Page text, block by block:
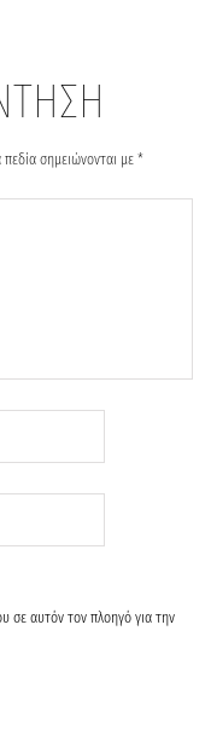
σημειώνονται με *
σε αυτόν τον πλοηγό για την